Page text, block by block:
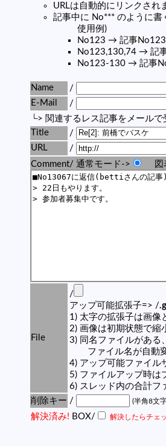
URLは自動的にリンクされ
記事中に No*** のように書
使用例)
No123 → 記事No123
No123,130,74 → 記
No123-130 → 記事
Name
/
E-Mail
/
└> 関連するレス記事をメールで
Title
/
URL
/
Comment/ 通常モード->
図
File
/
アップ可能拡張子=> /
1) 太字の拡張子は画像
2) 画像は初期状態で縮
3) 同名ファイルがある
ファイル名が自動変
4) アップ可能ファイル
5) ファイルアップ時は
6) スレッド内の合計
削除キー / (半角8文
解決済み! BOX/ 解決したらチェ